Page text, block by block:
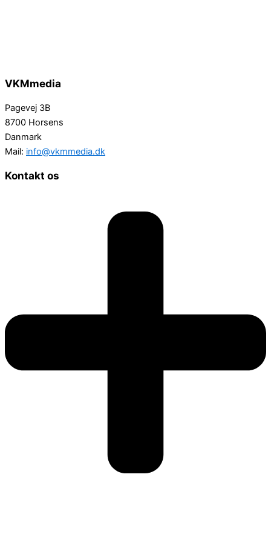
VKMmedia
Pagevej 3B
8700 Horsens
Danmark
Mail: info@vkmmedia.dk
Kontakt os